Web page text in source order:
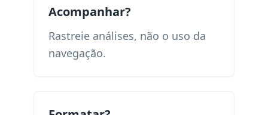
Acompanhar?
Rastreie análises, não o uso da
navegação.